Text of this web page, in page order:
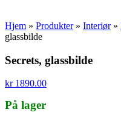
Hjem » Produkter» Interiør»
glassbilde
Secrets, glassbilde
kr1890.00
På lager